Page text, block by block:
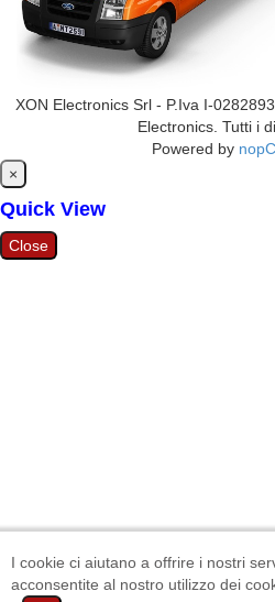
I cookie ci aiutano a offrire i nostri
acconsentite al nostro utilizzo dei
XON Electronics Srl - P.Iva I-
Electronics. Tutti i
Powered by
×
Quick View
Close